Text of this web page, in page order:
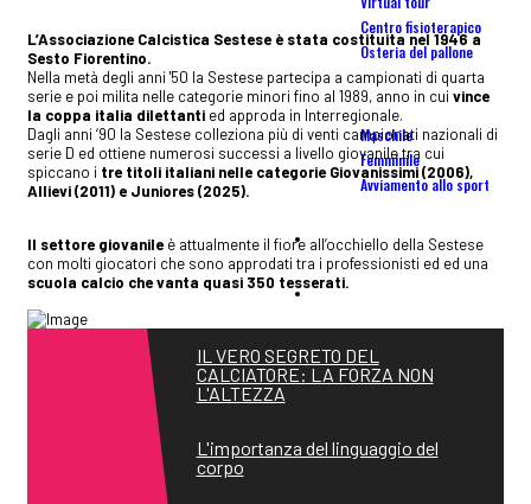
Centro fisioterapico
Osteria del pallone
Scuola Calcio
Maschile
Femminile
Avviamento allo sport
Camp
Affiliate
Centro tecnico portieri calcio
L’Associazione Calcistica Sestese è stata costituita nel 1946 a
Sesto Fiorentino.
Nella metà degli anni '50 la Sestese partecipa a campionati di quarta
serie e poi milita nelle categorie minori fino al 1989, anno in cui vince
la coppa italia dilettanti ed approda in Interregionale.
Dagli anni ‘90 la Sestese colleziona più di venti campionati nazionali di
serie D ed ottiene numerosi successi a livello giovanile tra cui
spiccano i tre titoli italiani nelle categorie Giovanissimi (2006),
Allievi (2011) e Juniores (2025).
Il settore giovanile è attualmente il fiore all’occhiello della Sestese
con molti giocatori che sono approdati tra i professionisti ed ed una
scuola calcio che vanta quasi 350 tesserati.
IL VERO SEGRETO DEL
CALCIATORE: LA FORZA NON
L'ALTEZZA
L'importanza del linguaggio del
corpo